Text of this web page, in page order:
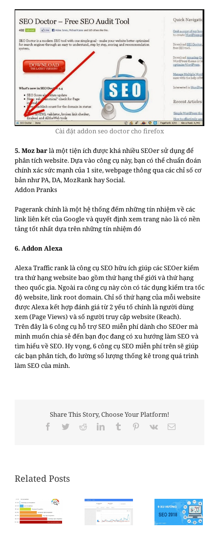
Cài đặt addon seo doctor cho firefox
5. Moz barlà một tiện ích được khá nhiều SEOer sử dụng để
phân tích website. Dựa vào công cụ này, bạn có thể chuẩn đoán
chính xác sức mạnh của 1 site, webpage thông qua các chỉ số cơ
bản như PA, DA, MozRank hay Social.
Addon Pranks
Pagerank chính là một hệ thống đếm những tín nhiệm về các
link liên kết của Google và quyết định xem trang nào là có nền
tảng tốt nhất dựa trên những tín nhiệm đó
6. Addon Alexa
Alexa Traffic rank là công cụ SEO hữu ích giúp các SEOer kiểm
tra thứ hạng website bao gồm thứ hạng thế giới và thứ hạng
theo quốc gia. Ngoài ra công cụ này còn có tác dụng kiểm tra tốc
độ website, link root domain. Chỉ số thứ hạng của mỗi website
được Alexa kết hợp đánh giá từ 2 yếu tố chính là người dùng
xem (Page Views) và số người truy cập website (Reach).
Trên đây là 6 công cụ hỗ trợ SEO miễn phí dành cho SEOer mà
mình muốn chia sẻ đến bạn đọc đang có xu hướng làm SEO và
tìm hiểu về SEO. Hy vọng, 6 công cụ SEO miễn phí trên sẽ giúp
các bạn phân tích, đo lường số lượng thống kê trong quá trình
làm SEO của mình.
Share This Story, Choose Your Platform!
Facebook
TwitterRedditLinkedInTumblr Pinterest
Vk Email
Related Posts